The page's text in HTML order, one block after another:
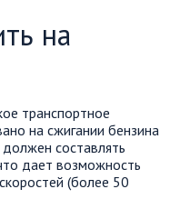
на
транспортное
на сжигании бензина
составлять
дает возможность
(более 50